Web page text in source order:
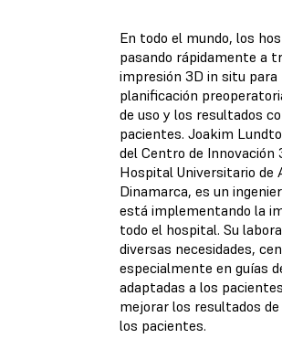
En todo el mundo, los
pasando rápidamente a
impresión 3D in situ para
planificación
de uso y los resultados
pacientes. Joakim
del Centro de Innovación
Hospital Universitario de
Dinamarca, es un
está implementando la
todo el hospital. Su
diversas necesidades,
especialmente en guías
adaptadas a los
mejorar los resultados de
los pacientes.